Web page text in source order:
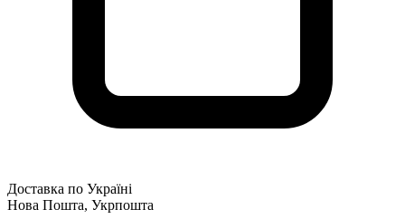
Доставка по Україні
Нова Пошта, Укрпошта